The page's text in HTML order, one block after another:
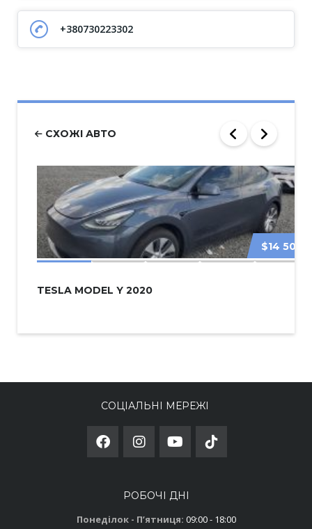
+380730223302
СХОЖІ АВТО
$14 500
TESLA MODEL Y 2020
СОЦІАЛЬНІ МЕРЕЖІ
РОБОЧІ ДНІ
Понеділок - Пʼятниця: 09:00 - 18:00